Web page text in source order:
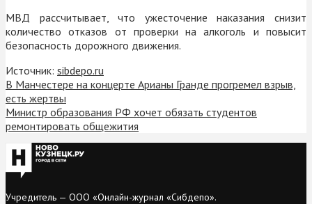
МВД рассчитывает, что ужесточение наказания снизит
количество отказов от проверки на алкоголь и повысит
безопасность дорожного движения.
Источник: sibdepo.ru
В Манчестере на концерте Арианы Гранде прогремел взрыв,
есть жертвы
Министр образования РФ хочет обязать студентов
ремонтировать общежития
Учредитель — ООО «Онлайн-журнал «Сибдепо».